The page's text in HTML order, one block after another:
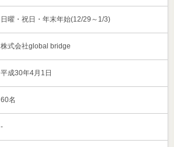
日曜・祝日・年末年始(12/29～1/3)
株式会社global bridge
平成30年4月1日
60名
-